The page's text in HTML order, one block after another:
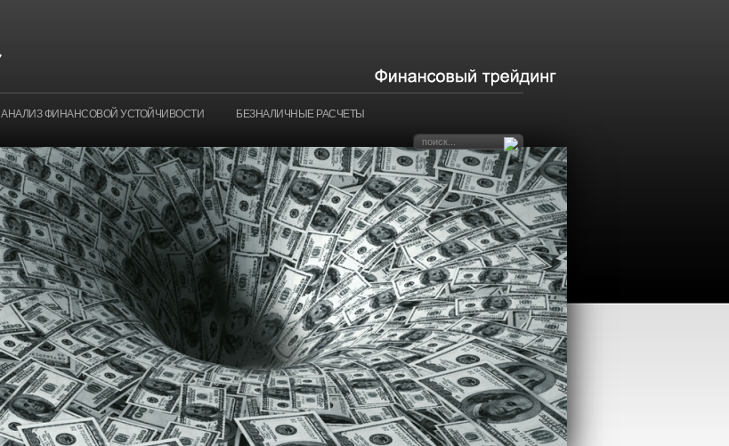
АНАЛИЗ ФИНАНСОВОЙ УСТОЙЧИВОСТИ БЕЗНАЛИЧНЫЕ РАСЧЕТЫ